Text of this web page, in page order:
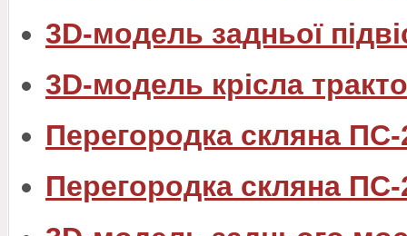
3D-модель задньої
3D-модель крісла
Перегородка скляна ПС-
Перегородка скляна ПС-